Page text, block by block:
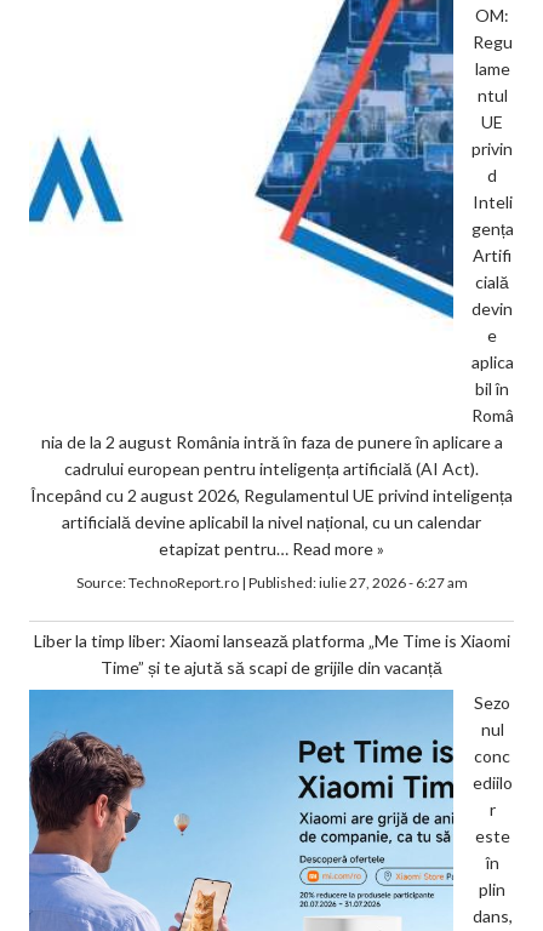
OM:
Regu
lame
ntul
UE
privin
d
Inteli
gența
Artifi
cială
devin
e
aplica
bil în
Româ
nia de la 2 august România intră în faza de punere în aplicare a
cadrului european pentru inteligența artificială (AI Act).
Începând cu 2 august 2026, Regulamentul UE privind inteligența
artificială devine aplicabil la nivel național, cu un calendar
etapizat pentru… Read more »
Source:TechnoReport.ro| Published:iulie 27, 2026 - 6:27 am
Liber la timp liber: Xiaomi lansează platforma „Me Time is Xiaomi
Time” și te ajută să scapi de grijile din vacanță
Sezo
nul
conc
ediilo
r
este
în
plin
dans,